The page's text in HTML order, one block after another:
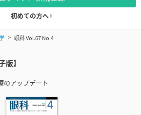
初めての方へ
眼科 Vol.67 No.4
】
のアップデート